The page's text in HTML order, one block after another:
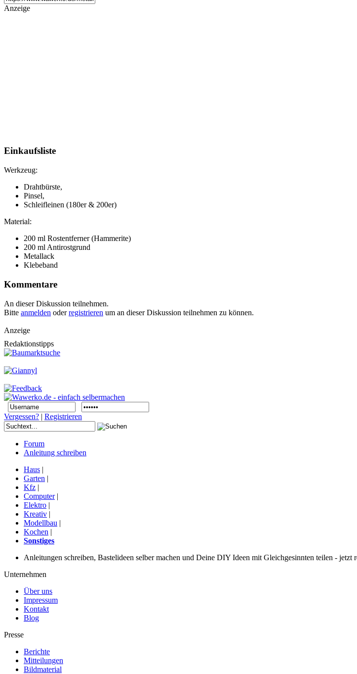
Anzeige
Einkaufsliste
Werkzeug:
Drahtbürste,
Pinsel,
Schleifleinen (180er & 200er)
Material:
200 ml Rostentferner (Hammerite)
200 ml Antirostgrund
Metallack
Klebeband
Kommentare
An dieser Diskussion teilnehmen.
Bitte anmelden oderregistrieren um an dieser Diskussion teilnehmen zu können.
Anzeige
Redaktionstipps
Vergessen? | Registrieren
Forum
Anleitung schreiben
Haus |
Garten |
Kfz |
Computer|
Elektro |
Kreativ |
Modellbau |
Kochen |
Sonstiges
Anleitungen schreiben, Bastelideen selber machen und Deine DIY Ideen mit Gleichgesinnten teilen - jetzt
Unternehmen
Über uns
Impressum
Kontakt
Blog
Presse
Berichte
Mitteilungen
Bildmaterial